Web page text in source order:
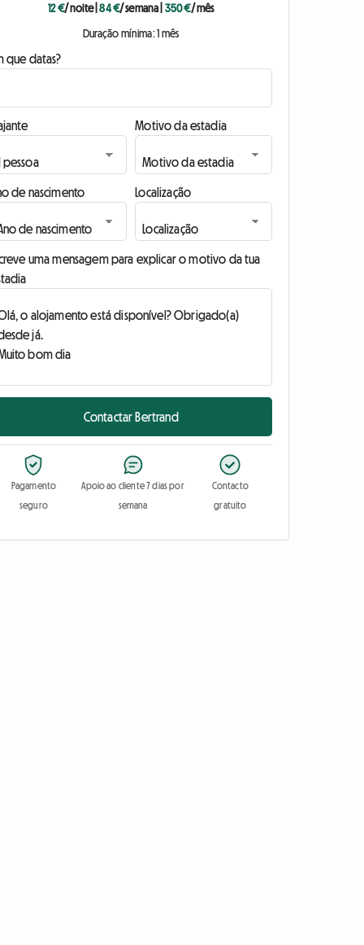
12 €/ noite|84 €/ semana 350 €/ mês
Duração mínima: 1 mês
que datas?
Motivo da estadia
de nascimento Localização
uma mensagem para explicar o motivo da tua
Contactar Bertrand
Pagamento
seguro
Apoio ao cliente 7 dias por
semana
Contacto
gratuito